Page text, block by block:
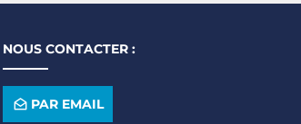
NOUS CONTACTER :
PAR EMAIL